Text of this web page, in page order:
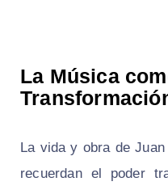
La Música
La vida y obra de
recuerdan el poder